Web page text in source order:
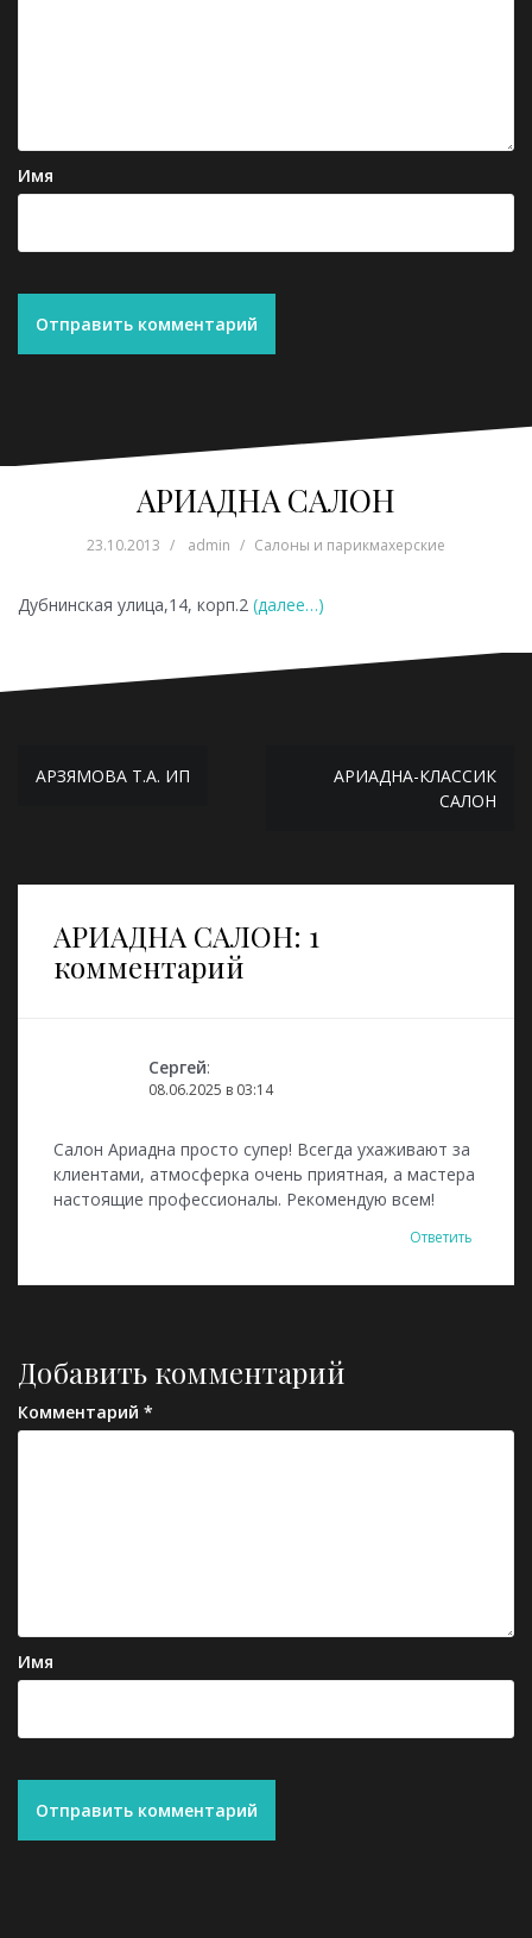
Имя
АРИАДНА САЛОН
23.10.2013 admin Салоны и парикмахерские
Дубнинская улица,14, корп.2 (далее…)
Навигация
АРЗЯМОВА Т.А. ИП
АРИАДНА-КЛАССИК
САЛОН
АРИАДНА САЛОН: 1
комментарий
Сергей:
08.06.2025 в 03:14
Салон Ариадна просто супер! Всегда ухаживают за
клиентами, атмосферка очень приятная, а мастера
настоящие профессионалы. Рекомендую всем!
Ответить
Добавить комментарий
Комментарий *
Имя